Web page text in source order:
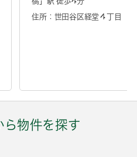
住所：世田谷区経堂４丁目
ら物件を探す